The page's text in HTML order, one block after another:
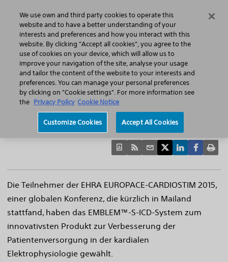
Search Menu
Home Featured Stories Press Releases
EMBLEM™ S-ICD System zum innovativsten
Produkt zur Verbesserung der
Patientenversorgung in der kardialen
Elektrophysiologie gewählt
Die Teilnehmer der EHRA EUROPACE-CARDIOSTIM 2015,
einer globalen Konferenz, die kürzlich in Mailand
stattfand, haben das EMBLEM™-S-ICD-System zum
innovativsten Produkt zur Verbesserung der
Patientenversorgung in der kardialen
Elektrophysiologie gewählt.
We use own and third party cookies to operate this
website and to have a better understanding of your
interests and preferences and how you interact with this
website. By clicking "Accept all cookies", you agree to the
use of cookies on your device, which will allow us to
improve your navigation of the site, analyse your usage
and tailor the content of the website to your interests and
preferences. You can manage your personal preferences
by clicking on "Cookie settings". For more information see
the Privacy Policy Cookie Notice
Customize Cookies Accept All Cookies